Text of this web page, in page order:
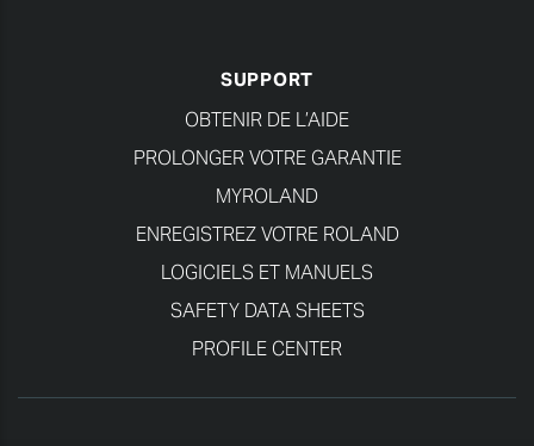
SUPPORT
OBTENIR DE L’AIDE
PROLONGER VOTRE GARANTIE
MYROLAND
ENREGISTREZ VOTRE ROLAND
LOGICIELS ET MANUELS
SAFETY DATA SHEETS
PROFILE CENTER